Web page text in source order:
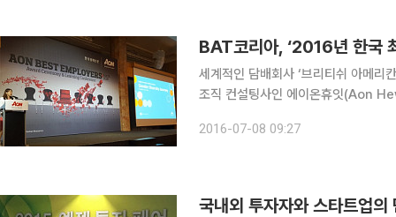
BAT코리아, ‘2016년 한국
세계적인 담배회사 ‘브리티쉬 아메리
조직 컨설팅사인 에이온휴잇(Aon
밝혔다. 에잇온휴잇이 선정, 발표하
2016-07-08 09:27
국내외 투자자와 스타트업